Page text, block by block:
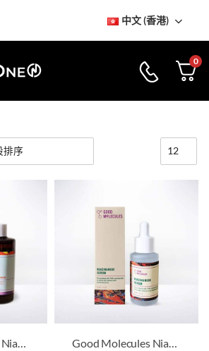
中文 (香港)
0
Good Molecules Niacinamide Brightening Toner 煙醯胺爽膚水 Good Molecules Niacinamide Serum 煙醯胺精華